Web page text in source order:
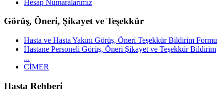
Hesap Numaralarımız
Görüş, Öneri, Şikayet ve Teşekkür
Hasta ve Hasta Yakını Görüş, Öneri Teşekkür Bildirim Formu
Hastane Personeli Görüş, Öneri Şikayet ve Teşekkür Bildirim
...
CİMER
Hasta Rehberi